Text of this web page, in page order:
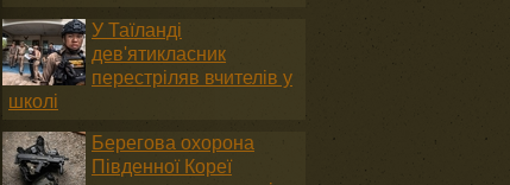
У Таїланді
дев'ятикласник
перестріляв вчителів у
школі
Берегова охорона
Південної Кореї